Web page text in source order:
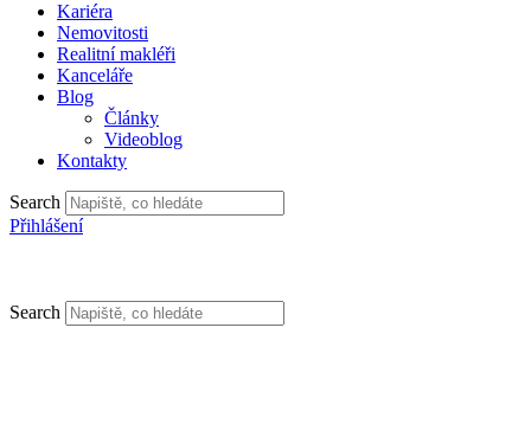
Kariéra
Nemovitosti
Realitní makléři
Kanceláře
Blog
Články
Videoblog
Kontakty
Search
Přihlášení
Search